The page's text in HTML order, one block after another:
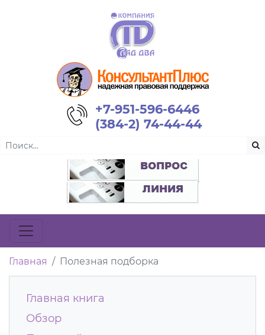
+7-951-596-6446
(384-2) 74-44-44
Главная Полезная подборка
Главная книга
Обзор